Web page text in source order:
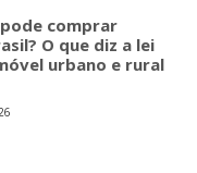
comprar
O que diz a lei
urbano e rural